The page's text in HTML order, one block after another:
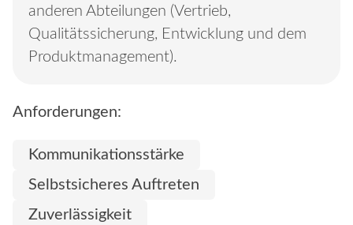
anderen Abteilungen (Vertrieb,
Qualitätssicherung, Entwicklung und dem
Produktmanagement).
Anforderungen:
Kommunikationsstärke
Selbstsicheres Auftreten
Zuverlässigkeit